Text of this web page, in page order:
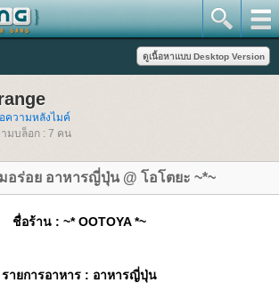
ความหลังไมค์
มบล็อก : 7 คน
อร่อย อาหารญี่ปุ่น @ โอโตยะ ~*~
ชื่อร้าน : ~* OOTOYA *~
รายการอาหาร : อาหารญี่ปุ่น